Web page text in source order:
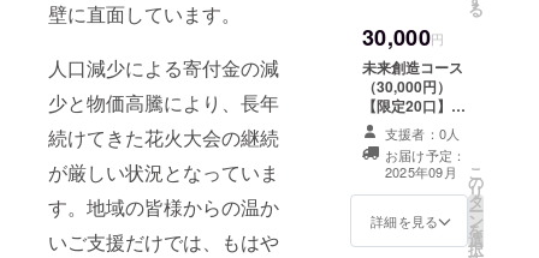
壁に直面しています。
人口減少による寄付金の減
少と物価高騰により、長年
続けてきた花火大会の継続
が厳しい状況となっていま
す。地域の皆様からの温か
いご支援だけでは、もはや
いたいとい
う想いで仕
事をさせて
いただいて
います。
まずは、ご
相談のご連
絡お待ち致
しておりま
記憶」デジタル
ポストカード5枚
花火イメージ画
像アルバム 花火
の思い出を、未
来に残るかたち
でお届けしま
す。
返し内容： デジ
タル感謝状（お
名前入り） テー
マソング（フル
バージョン） デ
ジタルパンフ
レット デジタル
ステッカー5種
ミニボイスドラ
マ（3分） あな
たのお名前入り
記念画像 デジタ
る
30,000円
未来創造コース
（30,000円）
【限定20口】
「ふるさとの記
憶を、未来へつ
なぎたい」 本プ
ロジェクトの理
念に深く共感い
ただいた方
へ、“未来の記憶
支援者：0人
お届け予定：
2025年09月
詳細を見る
こ
の
リ
タ
ー
ン
を
選
択